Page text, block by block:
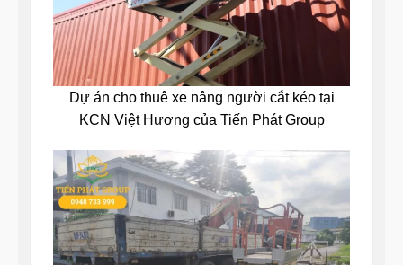
Dự án cho thuê xe nâng người cắt kéo tại
KCN Việt Hương của Tiến Phát Group